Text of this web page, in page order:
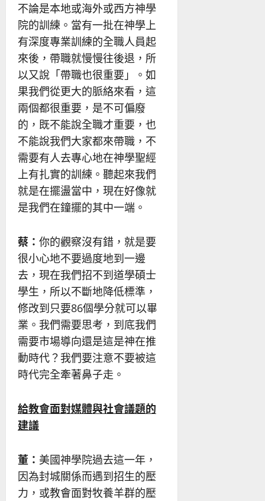
不論是本地或海外或西方神學
院的訓練。當有一批在神學上
有深度專業訓練的全職人員起
來後，帶職就慢慢往後退，所
以又說「帶職也很重要」。如
果我們從更大的脈絡來看，這
兩個都很重要，是不可偏廢
的，既不能說全職才重要，也
不能說我們大家都來帶職，不
需要有人去專心地在神學聖經
上有扎實的訓練。聽起來我們
就是在擺盪當中，現在好像就
是我們在鐘擺的其中一端。
蔡： 你的觀察沒有錯，就是要
很小心地不要過度地到一邊
去，現在我們招不到道學碩士
學生，所以不斷地降低標準，
修改到只要86個學分就可以畢
業。我們需要思考，到底我們
需要市場導向還是這是神在推
動時代？我們要注意不要被這
時代完全牽著鼻子走。
給教會面對媒體與社會議題的
建議
董： 美國神學院過去這一年，
因為封城關係而遇到招生的壓
力，或教會面對牧養羊群的壓